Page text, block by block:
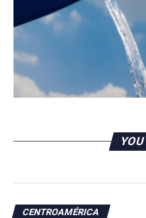
llevando al país “a una
régimen de la
RELATED TOPICS:
UP NEXT
Plan Control Territorial
Presidente hondureño
CENTROAMÉRICA